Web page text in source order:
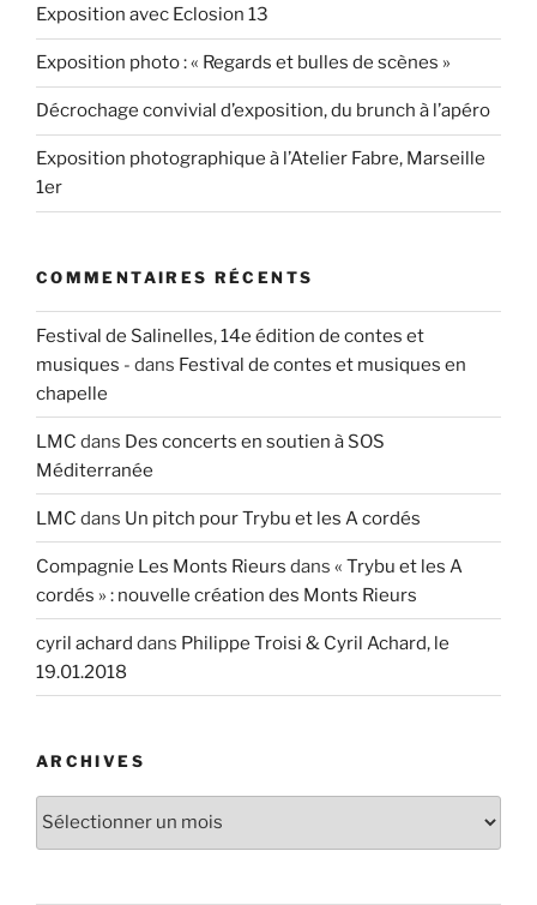
Exposition avec Eclosion 13
Exposition photo : « Regards et bulles de scènes »
Décrochage convivial d’exposition, du brunch à l’apéro
Exposition photographique à l’Atelier Fabre, Marseille
1er
COMMENTAIRES RÉCENTS
Festival de Salinelles, 14e édition de contes et
musiques - dans Festival de contes et musiques en
chapelle
LMC dans Des concerts en soutien à SOS
Méditerranée
LMC dans Un pitch pour Trybu et les A cordés
Compagnie Les Monts Rieurs dans « Trybu et les A
cordés » : nouvelle création des Monts Rieurs
cyril achard dans Philippe Troisi & Cyril Achard, le
19.01.2018
ARCHIVES
Archives